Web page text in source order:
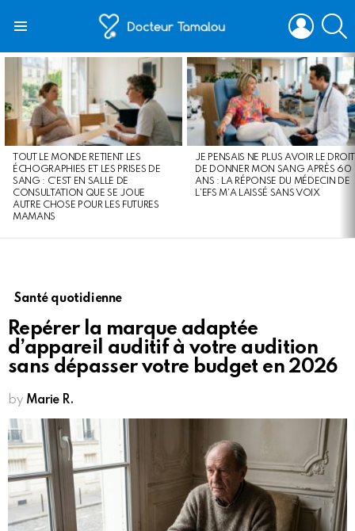
LOGIN
LATEST
STORIES
TOUT LE MONDE RETIENT LES
ÉCHOGRAPHIES ET LES PRISES DE
SANG : C’EST EN SALLE DE
CONSULTATION QUE SE JOUE
AUTRE CHOSE POUR LES FUTURES
MAMANS
JE PENSAIS NE PLUS AVOIR LE DROIT
DE DONNER MON SANG APRÈS 60
ANS : LA RÉPONSE DU MÉDECIN DE
L’EFS M’A LAISSÉ SANS VOIX
Santé quotidienne
Repérer la marque adaptée
d’appareil auditif à votre audition
sans dépasser votre budget en 2026
by Marie R.